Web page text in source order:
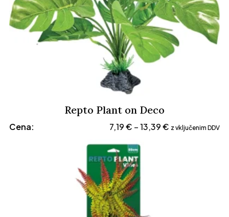
Repto Plant on Deco
Cena: 7,19€ – 13,39€ Cenovni
z vključenim DDV